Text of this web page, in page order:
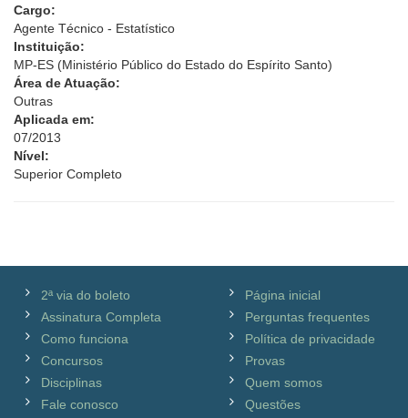
Cargo:
Agente Técnico - Estatístico
Instituição:
MP-ES (Ministério Público do Estado do Espírito Santo)
Área de Atuação:
Outras
Aplicada em:
07/2013
Nível:
Superior Completo
2ª via do boleto
Assinatura Completa
Como funciona
Concursos
Disciplinas
Fale conosco
Página inicial
Perguntas frequentes
Política de privacidade
Provas
Quem somos
Questões